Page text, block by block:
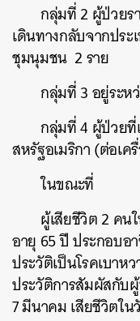
กลุ่มที่ 2 ผู้ป่วยร
เดินทางกลับจากประ
ชุมนุมชน 2 ราย
กลุ่มที่ 3 อยู่ระห
กลุ่มที่ 4 ผู้ป่วยที่
สหรัฐอเมริกา (ต่อเ
ในขณะที่
ผู้เสียชีวิต 2 คน
อายุ 65 ปี ประกอบ
ประวัติเป็นโรคเบาห
ประวัติการสัมผัสกับ
7 มีนาคม เสียชีวิตใน